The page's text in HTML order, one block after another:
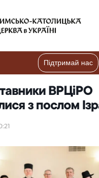
Підтримай нас
ВРЦіРО
з послом